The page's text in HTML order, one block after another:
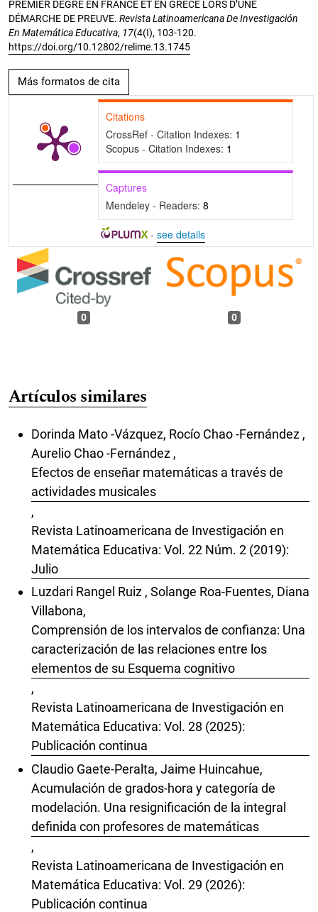
PREMIER DEGRÉ EN FRANCE ET EN GRÈCE LORS D’UNE
DÉMARCHE DE PREUVE. Revista Latinoamericana De Investigación
En Matemática Educativa, 17(4(I), 103-120.
https://doi.org/10.12802/relime.13.1745
Más formatos de cita
Citations
CrossRef - Citation Indexes: 1
Scopus - Citation Indexes: 1
Captures
Mendeley - Readers: 8
- see details
0 0
Artículos similares
Dorinda Mato -Vázquez, Rocío Chao -Fernández ,
Aurelio Chao -Fernández ,
Efectos de enseñar matemáticas a través de
actividades musicales
,
Revista Latinoamericana de Investigación en
Matemática Educativa: Vol. 22 Núm. 2 (2019):
Julio
Luzdari Rangel Ruiz , Solange Roa-Fuentes, Diana
Villabona,
Comprensión de los intervalos de confianza: Una
caracterización de las relaciones entre los
elementos de su Esquema cognitivo
,
Revista Latinoamericana de Investigación en
Matemática Educativa: Vol. 28 (2025):
Publicación continua
Claudio Gaete-Peralta, Jaime Huincahue,
Acumulación de grados-hora y categoría de
modelación. Una resignificación de la integral
definida con profesores de matemáticas
,
Revista Latinoamericana de Investigación en
Matemática Educativa: Vol. 29 (2026):
Publicación continua